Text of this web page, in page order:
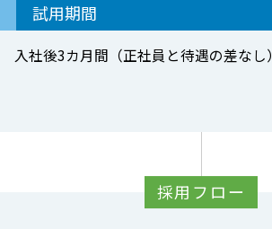
試用期間
入社後3カ月間（正社員と待遇の差なし）
採用フロー